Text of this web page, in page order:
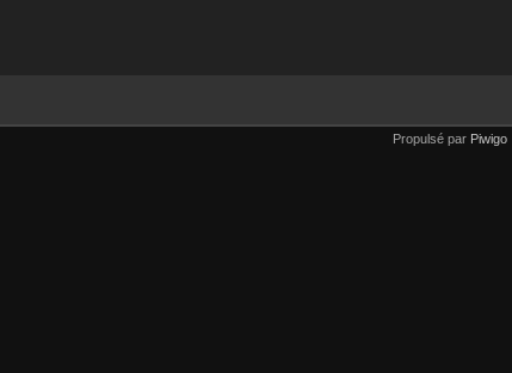
Propulsé par Piwigo